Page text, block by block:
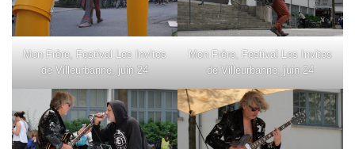
Mon Frère, Festival Les Invites
de Villeurbanne, juin 24
Mon Frère, Festival Les Invites
de Villeurbanne, juin 24